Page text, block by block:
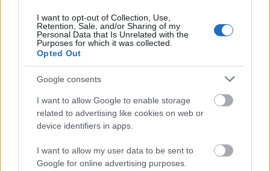
I want to opt-out of Collection, Use,
Retention, Sale, and/or Sharing of my
Personal Data that Is Unrelated with the
Purposes for which it was collected.
Opted Out
Google consents
I want to allow Google to enable storage
related to advertising like cookies on web or
device identifiers in apps.
I want to allow my user data to be sent to
Google for online advertising purposes.
BEST OFINTERNET